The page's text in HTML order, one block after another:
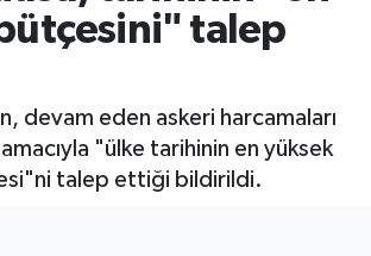
talep
devam eden askeri harcamaları
"ülke tarihinin en yüksek
talep ettiği bildirildi.